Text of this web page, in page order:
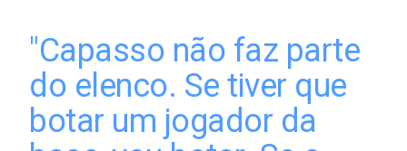
"Capasso não faz parte
do elenco. Se tiver que
botar um jogador da